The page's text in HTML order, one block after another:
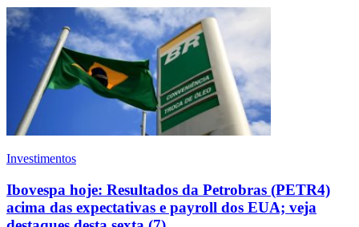
Investimentos
Ibovespa hoje: Resultados da Petrobras (PETR4)
acima das expectativas e payroll dos EUA; veja